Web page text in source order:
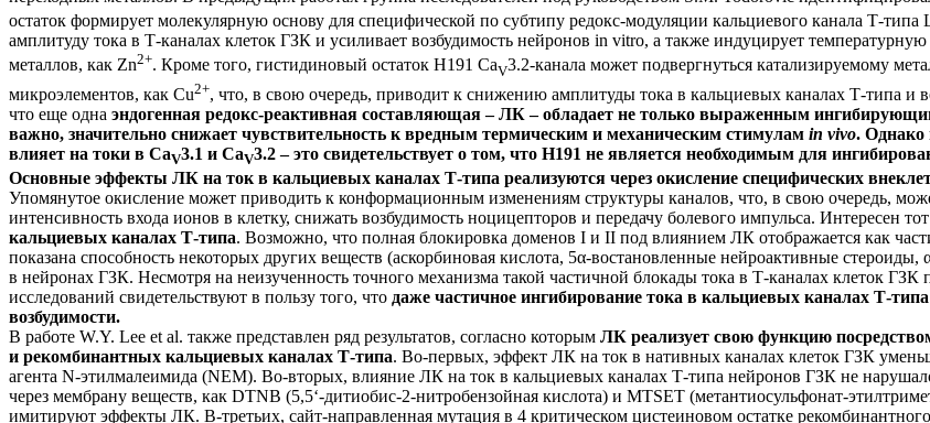
остаток формирует молекулярную основу для специфической по субтипу редокс-модуляции кальциевого канала Т-
амплитуду тока в Т-каналах клеток ГЗК и усиливает возбудимость нейронов in vitro, а также индуцирует температурную
металлов, как Zn2+. Кроме того, гистидиновый остаток H191 CaV3.2-канала может подвергнуться катализируемому
микроэлементов, как Cu2+, что, в свою очередь, приводит к снижению амплитуды тока в кальциевых каналах Т-типа и
что еще одна эндогенная редокс-реактивная составляющая – ЛК – обладает не только выраженным
важно, значительно снижает чувствительность к вредным термическим и механическим стимулам in vivo. Однако
влияет на токи в CaV3.1 и CaV3.2 – это свидетельствует о том, что H191 не является необходимым для
Основные эффекты ЛК на ток в кальциевых каналах Т-типа реализуются через окисление специфических
Упомянутое окисление может приводить к конформационным изменениям структуры каналов, что, в свою очередь,
интенсивность входа ионов в клетку, снижать возбудимость ноцицепторов и передачу болевого импульса. Интересен
кальциевых каналах Т-типа. Возможно, что полная блокировка доменов I и II под влиянием ЛК отображается как
показана способность некоторых других веществ (аскорбиновая кислота, 5α-востановленные нейроактивные
в нейронах ГЗК. Несмотря на неизученность точного механизма такой частичной блокады тока в Т-каналах клеток
исследований свидетельствуют в пользу того, что даже частичное ингибирование тока в кальциевых каналах Т-
возбудимости.
В работе W.Y. Lee et al. также представлен ряд результатов, согласно которым ЛК реализует свою функцию
и рекомбинантных кальциевых каналах Т-типа. Во-первых, эффект ЛК на ток в нативных каналах клеток ГЗК
агента N-этилмалеимида (NEM). Во-вторых, влияние ЛК на ток в кальциевых каналах Т-типа нейронов ГЗК не
через мембрану веществ, как DTNB (5,5‘-дитиобис-2-нитробензойная кислота) и MTSET (метантиосульфонат-
имитируют эффекты ЛК. В-третьих, сайт-направленная мутация в 4 критическом цистеиновом остатке